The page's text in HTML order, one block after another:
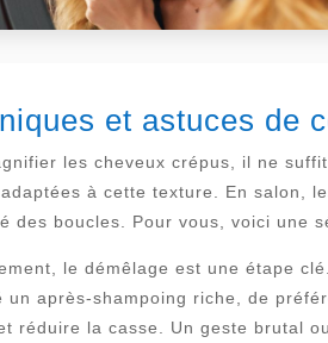
et astuces de
les cheveux crépus, il ne
à cette texture. En salon,
des boucles. Pour vous, voici une
le démêlage est une étape
un après-shampoing riche, de
réduire la casse. Un geste brutal